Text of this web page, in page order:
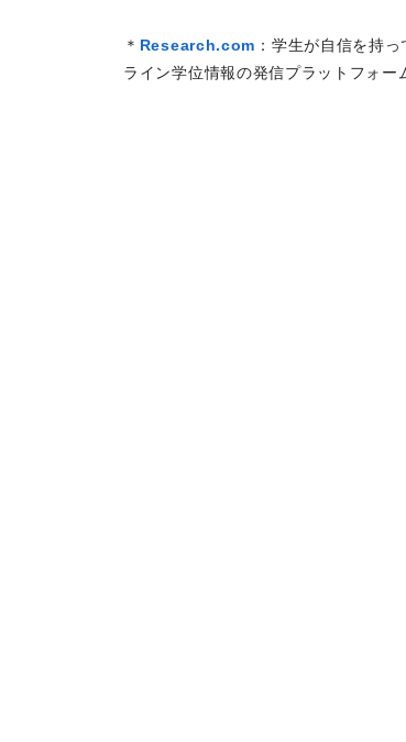
＊ Research.com ：学生が自信を持
ライン学位情報の発信プラットフォー